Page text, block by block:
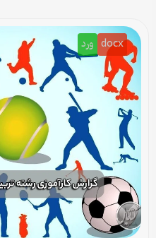
docx ورد